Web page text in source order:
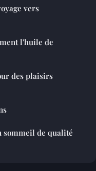
vers
l'huile de
des plaisirs
sommeil de qualité